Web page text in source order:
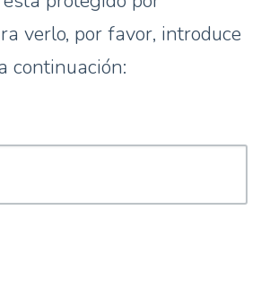
verlo, por favor, introduce
continuación: